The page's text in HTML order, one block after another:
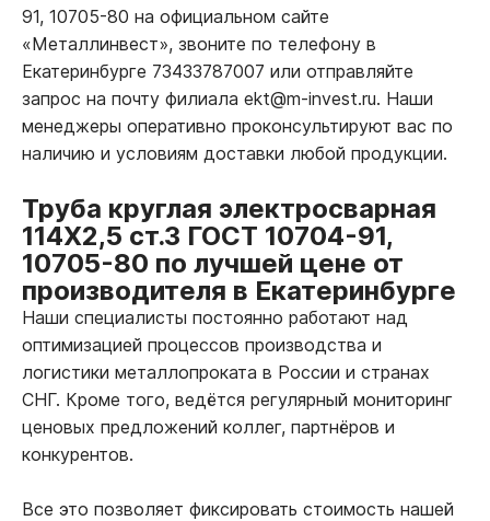
91, 10705-80 на официальном сайте
«Металлинвест», звоните по телефону в
Екатеринбурге 73433787007 или отправляйте
запрос на почту филиала ekt@m-invest.ru. Наши
менеджеры оперативно проконсультируют вас по
наличию и условиям доставки любой продукции.
Труба круглая электросварная
114Х2,5 ст.3 ГОСТ 10704-91,
10705-80 по лучшей цене от
производителя в Екатеринбурге
Наши специалисты постоянно работают над
оптимизацией процессов производства и
логистики металлопроката в России и странах
СНГ. Кроме того, ведётся регулярный мониторинг
ценовых предложений коллег, партнёров и
конкурентов.
Все это позволяет фиксировать стоимость нашей